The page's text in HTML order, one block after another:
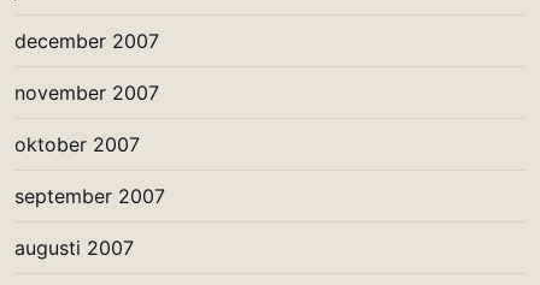
december 2007
november 2007
oktober 2007
september 2007
augusti 2007